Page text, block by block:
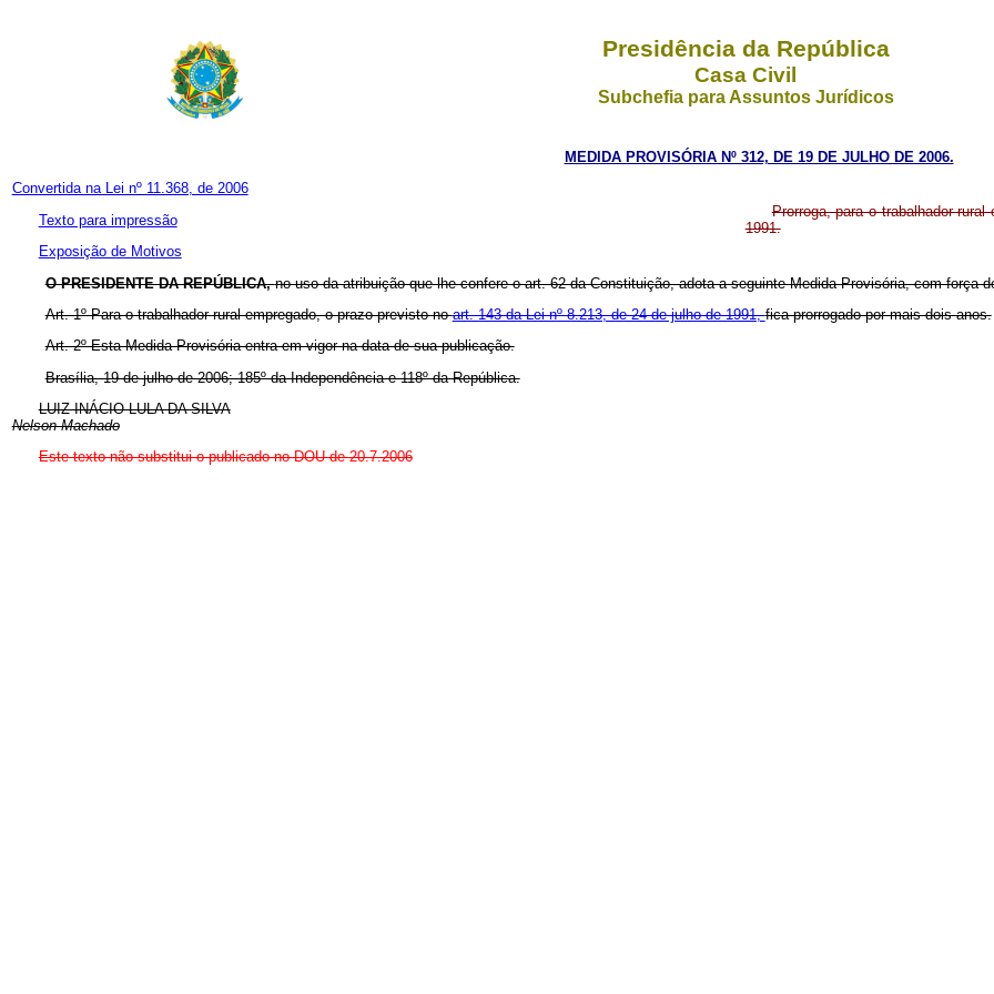
Presidência da República
Casa Civil
Subchefia para Assuntos Jurídicos
MEDIDA PROVISÓRIA Nº 312, DE 19 DE JULHO DE 2006.
Convertida na Lei nº 11.368, de 2006
Texto para impressão
Exposição de Motivos
Prorroga, para o trabalhador
1991.
O PRESIDENTE DA REPÚBLICA,no uso da atribuição que lhe confere o art. 62 da Constituição, adota a seguinte Medida Provisória, com força
Art. 1º Para o trabalhador rural empregado, o prazo previsto noart. 143 da Lei nº 8.213, de 24 de julho de 1991,fica prorrogado por mais dois anos.
Art. 2º Esta Medida Provisória entra em vigor na data de sua publicação.
Brasília, 19 de julho de 2006; 185º da Independência e 118º da República.
LUIZ INÁCIO LULA DA SILVA
Nelson Machado
Este texto não substitui o publicado no DOU de 20.7.2006